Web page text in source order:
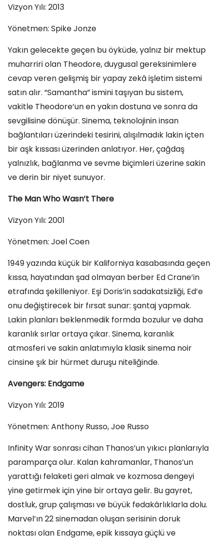
Vizyon Yılı: 2013
Yönetmen: Spike Jonze
Yakın gelecekte geçen bu öyküde, yalnız bir mektup
muharriri olan Theodore, duygusal gereksinimlere
cevap veren gelişmiş bir yapay zekâ işletim sistemi
satın alır. “Samantha” ismini taşıyan bu sistem,
vakitle Theodore’un en yakın dostuna ve sonra da
sevgilisine dönüşür. Sinema, teknolojinin insan
bağlantıları üzerindeki tesirini, alışılmadık lakin içten
bir aşk kıssası üzerinden anlatıyor. Her, çağdaş
yalnızlık, bağlanma ve sevme biçimleri üzerine sakin
ve derin bir niyet sunuyor.
The Man Who Wasn’t There
Vizyon Yılı: 2001
Yönetmen: Joel Coen
1949 yazında küçük bir Kaliforniya kasabasında geçen
kıssa, hayatından şad olmayan berber Ed Crane’in
etrafında şekilleniyor. Eşi Doris’in sadakatsizliği, Ed’e
onu değiştirecek bir fırsat sunar: şantaj yapmak.
Lakin planları beklenmedik formda bozulur ve daha
karanlık sırlar ortaya çıkar. Sinema, karanlık
atmosferi ve sakin anlatımıyla klasik sinema noir
cinsine şık bir hürmet duruşu niteliğinde.
Avengers: Endgame
Vizyon Yılı: 2019
Yönetmen: Anthony Russo, Joe Russo
Infinity War sonrası cihan Thanos’un yıkıcı planlarıyla
paramparça olur. Kalan kahramanlar, Thanos’un
yarattığı felaketi geri almak ve kozmosa dengeyi
yine getirmek için yine bir ortaya gelir. Bu gayret,
dostluk, grup çalışması ve büyük fedakârlıklarla dolu.
Marvel’ın 22 sinemadan oluşan serisinin doruk
noktası olan Endgame, epik kıssaya güçlü ve